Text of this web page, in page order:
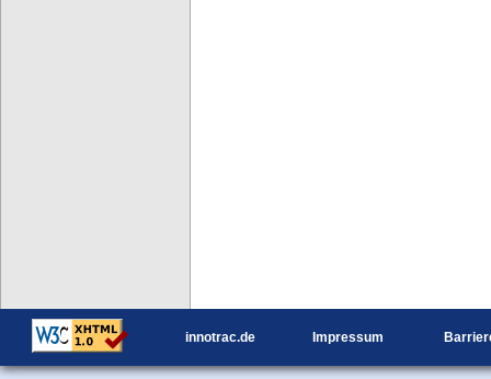
innotrac.de Impressum